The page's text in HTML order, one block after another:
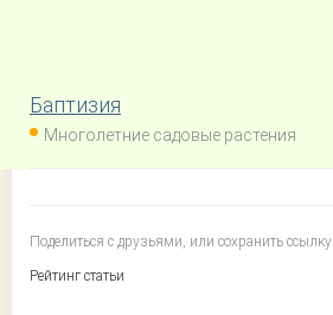
Баптизия
Многолетние садовые растения
Поделиться с друзьями, или сохранить ссылку
Рейтинг статьи